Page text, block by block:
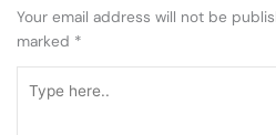
Your email address will not be
marked *
here..